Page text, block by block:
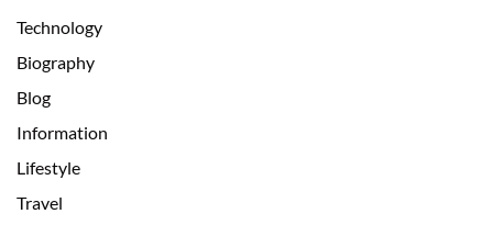
Technology
Biography
Blog
Information
Lifestyle
Travel